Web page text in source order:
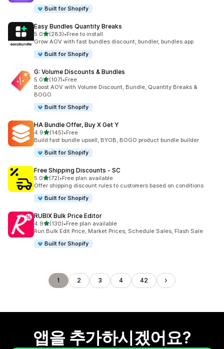
Built for Shopify
Easy Bundles Quantity Breaks
5.0별 5개 중
(283)
총 리뷰 283개
•Free to install
Grow AOV with fast bundles discount, bundler, bundles app
Built for Shopify
G: Volume Discounts & Bundles
5.0별 5개 중
(107)
총 리뷰 107개
•Free
Boost AOV with Volume Discount, Bundle, Quantity Breaks &
BOGO
Built for Shopify
HA Bundle Offer, Buy X Get Y
4.9별 5개 중
(145)
총 리뷰 145개
•Free
Build fast bundle upsell, BYOB, BOGO product bundle builder
Built for Shopify
Free Shipping Discounts ‑ SC
5.0별 5개 중
(72)
총 리뷰 72개
•Free plan available
Offer shipping discount rules to customers based on conditions
Built for Shopify
RUBIX Bulk Price Editor
4.9별 5개 중
(130)
총 리뷰 130개
•Free plan available
Run Bulk Edit Price, Market Prices, Schedule Sales, Flash Sale
Built for Shopify
1 2 3 4 42
앱을 추가하시겠어요?